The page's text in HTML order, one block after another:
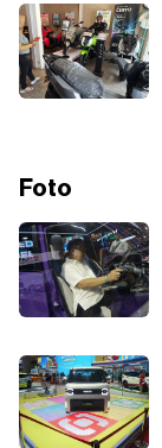
Foto